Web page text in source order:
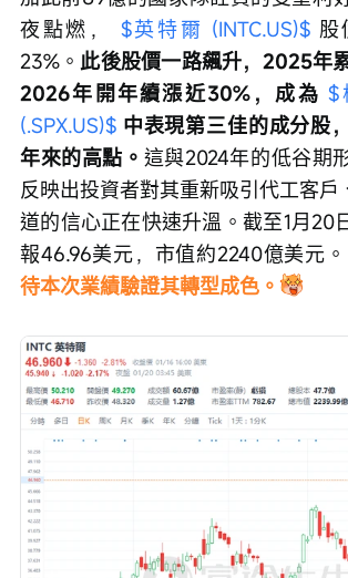
夜點燃，
$英特爾 (INTC.US)$ 股
23%。此後股價一路飆升，2025年
2026年開年續漲近30%，成為 $
(.SPX.US)$ 中表現第三佳的成分股
年來的高點。 這與2024年的低谷期
反映出投資者對其重新吸引代工客戶
道的信心正在快速升溫。截至1月20
報46.96美元，市值約2240億美元。
待本次業績驗證其轉型成色。